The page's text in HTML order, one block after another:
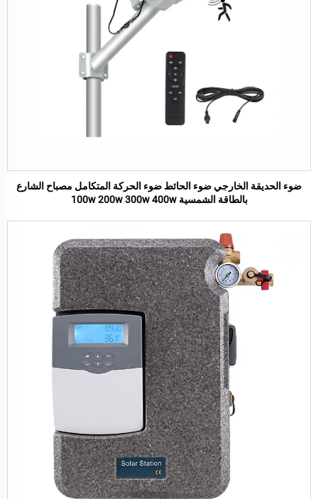
ضوء الحديقة الخارجي ضوء الحائط ضوء الحركة المتكامل مصباح الشارع
بالطاقة الشمسية 100w 200w 300w 400w